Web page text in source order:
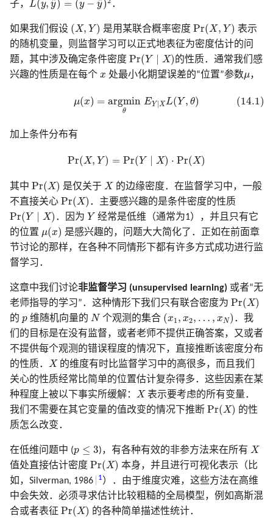
文献笔记
10.13 解释性
10.14 例子
文献笔记
算法 Alg. 17.1
子， L(y, ^
y) = (y − ^
y ) ．
如果我们假设 (X, Y )
(X,Y )
是用某联合概率密度Pr(X, Y)
Pr X,Y)
表示
的随机变量，则监督学习可以正式地表征为密度估计的问
题，其中涉及确定条件密度 Pr(Y X)
Pr Y∣ X )
的性质．通常我们感
兴趣的性质是在每个 x
x 处最小化期望误差的“位置”参数μ
μ，
μ(x) = argmin
θ
EY ∣XL(Y , θ) (14.1)
(14.1) m nθ ∣ XL( ,θ
加上条件分布有
Pr(X, Y ) = Pr(Y X) ⋅ Pr(X)
Pr(X Pr Y∣ X )⋅Pr X)
其中 Pr(X)
Pr X )
是仅关于X
X
的边缘密度．在监督学习中，一般
不直接关心 Pr(X)
Pr X )
．主要感兴趣的是条件密度的性质
Pr(Y X)
Pr Y∣ X )
．因为 Y
Y
经常是低维（通常为1），并且只有它
的位置 μ(x)
(x
是感兴趣的，问题大大简化了．正如在前面章
节讨论的那样，在各种不同情形下都有许多方式成功进行监
督学习．
这章中我们讨论非监督学习 (unsupervised learning) 或者“无
老师指导的学习”．这种情形下我们只有联合密度为 Pr(X)
Pr X )
的 p
p 维随机向量的 N
N
个观测的集合 (x1 , x2, … , xN )
(x
．我
们的目标是在没有监督，或者老师不提供正确答案，又或者
不提供每个观测的错误程度的情况下，直接推断该密度分布
的性质． X
X
的维度有时比监督学习中的高很多，而且我们
关心的性质经常比简单的位置估计复杂得多．这些因素在某
种程度上被以下事实所缓解： X
X
表示要考虑的所有变量．
我们不需要在其它变量的值改变的情况下推断 Pr(X)
Pr X )
的性
质怎么改变．
在低维问题中 (p ≤ 3
p 3 )，有各种有效的非参方法来在所有 X
X
值处直接估计密度 Pr(X)
Pr X )
本身，并且进行可视化表示（比
如，Silverman, 1986
1 ）．由于维度灾难，这些方法在高维
中会失效．必须寻求估计比较粗糙的全局模型，例如高斯混
合或者表征 Pr(X)
Pr X )
的各种简单描述性统计．